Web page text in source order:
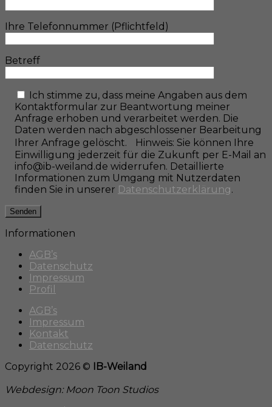
Ihre Telefonnummer (Pflichtfeld)
Betreff
Ich stimme zu, dass meine Angaben aus dem
Kontaktformular zur Beantwortung meiner
Anfrage erhoben und verarbeitet werden. Die
Daten werden nach abgeschlossener Bearbeitung
Ihrer Anfrage gelöscht. Hinweis: Sie können Ihre
Einwilligung jederzeit für die Zukunft per E-Mail an
info@ib-weiland.de widerrufen. Detaillierte
Informationen zum Umgang mit Nutzerdaten
finden Sie in unserer Datenschutzerklärung.
Informationen
AGB’s
Datenschutz
Impressum
Profil
AGB’s
Impressum
Kontakt
Datenschutz
Copyright 2026 © IB-Weiland
Webdesign: Moon Toon Studios